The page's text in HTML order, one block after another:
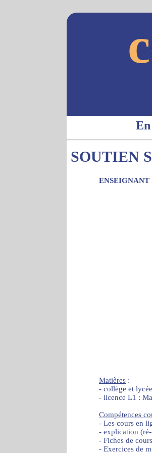
SOUTIEN
ENSEIGNANT
Matières :
- collège et
- licence L1 :
Compétences
- Les cours en
- explication
- Fiches de
- Exercices de